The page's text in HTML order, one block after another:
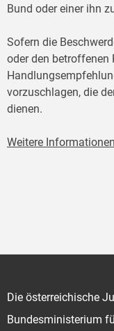
Bund oder einer ihn
Sofern die
oder den betroffenen
vorzuschlagen, die
dienen.
Weitere
Die österreichische
Bundesministerium